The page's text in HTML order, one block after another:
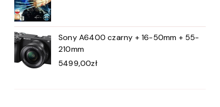
Sony A6400 czarny + 16-50mm + 55-
210mm
5499,00zł